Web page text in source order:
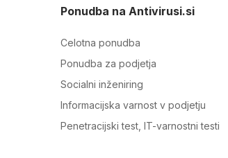
Ponudba na Antivirusi.si
Celotna ponudba
Ponudba za podjetja
Socialni inženiring
Informacijska varnost v podjetju
Penetracijski test, IT-varnostni testi